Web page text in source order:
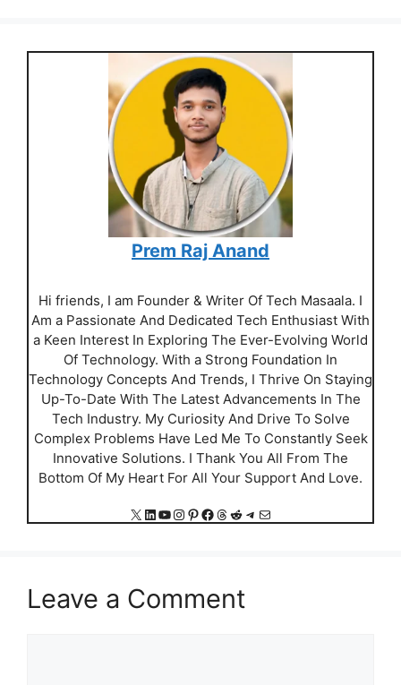
Prem Raj Anand
Hi friends, I am Founder & Writer Of Tech Masaala. I
Am a Passionate And Dedicated Tech Enthusiast With
a Keen Interest In Exploring The Ever-Evolving World
Of Technology. With a Strong Foundation In
Technology Concepts And Trends, I Thrive On Staying
Up-To-Date With The Latest Advancements In The
Tech Industry. My Curiosity And Drive To Solve
Complex Problems Have Led Me To Constantly Seek
Innovative Solutions. I Thank You All From The
Bottom Of My Heart For All Your Support And Love.
X LinkedIn YouTube Instagram Pinterest Facebook Threads Reddit Telegram Mail
Leave a Comment